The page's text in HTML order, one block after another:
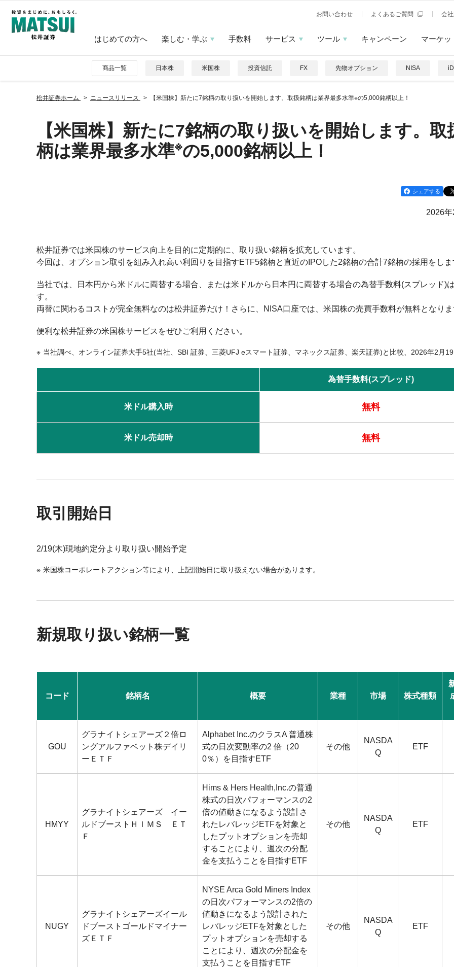
お問い合わせ よくあるご質問 会
はじめての方へ 楽しむ・学ぶ 手数料 サービス ツール キャンペーン マーケッ
商品一覧 日本株 米国株 投資信託 FX 先物オプション NISA
松井証券ホーム ニュースリリース 【米国株】新たに7銘柄の取り扱いを開始します。取扱銘柄は業界最多水準※の5,000銘柄以上！
【米国株】新たに7銘柄の取り扱いを開始します。取
柄は業界最多水準※の5,000銘柄以上！
シェアする
2026
松井証券では米国株のサービス向上を目的に定期的に、取り扱い銘柄を拡充しています。
今回は、オプション取引を組み入れ高い利回りを目指すETF5銘柄と直近のIPOした2銘柄の合計7銘柄の採用をし
当社では、日本円から米ドルに両替する場合、または米ドルから日本円に両替する場合の為替手数料(スプレッド)
す。
両替に関わるコストが完全無料なのは松井証券だけ！さらに、NISA口座では、米国株の売買手数料が無料となり
便利な松井証券の米国株サービスをぜひご利用ください。
当社調べ、オンライン証券大手5社(当社、SBI 証券、三菱UFJ eスマート証券、マネックス証券、楽天証券)と比較、2026年2月
為替手数料(スプレッド)
米ドル購入時 無料
米ドル売却時 無料
取引開始日
2/19(木)現地約定分より取り扱い開始予定
米国株コーポレートアクション等により、上記開始日に取り扱えない場合があります。
新規取り扱い銘柄一覧
コード 銘柄名 概要 業種 市場 株式種類
GOU
グラナイトシェアーズ２倍ロ
ングアルファベット株デイリ
ーＥＴＦ
Alphabet Inc.のクラスA 普通株
式の日次変動率の2 倍（20
0％）を目指すETF
その他
NASDA
Q
ETF
HMYY
グラナイトシェアーズ イー
ルドブーストＨＩＭＳ ＥＴ
Ｆ
Hims & Hers Health,Inc.の普通
株式の日次パフォーマンスの2
倍の値動きになるよう設計さ
れたレバレッジETFを対象と
したプットオプションを売却
することにより、週次の分配
金を支払うことを目指すETF
その他
NASDA
Q
ETF
NUGY
グラナイトシェアーズイール
ドブーストゴールドマイナー
ズＥＴＦ
NYSE Arca Gold Miners Index
の日次パフォーマンスの2倍の
値動きになるよう設計された
レバレッジETFを対象とした
プットオプションを売却する
ことにより、週次の分配金を
支払うことを目指すETF
その他
NASDA
Q
ETF